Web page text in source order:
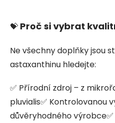
💝 Proč si vybrat
Ne všechny doplňky jsou
astaxanthinu hledejte:
✅ Přírodní zdroj – z
pluvialis✅ Kontrolovanou
důvěryhodného